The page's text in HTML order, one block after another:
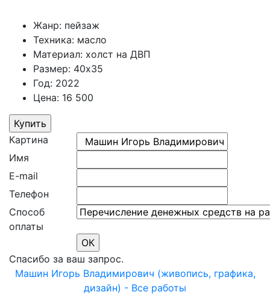
Жанр: пейзаж
Техника: масло
Материал: холст на ДВП
Размер: 40х35
Год: 2022
Цена: 16 500
Картина
Имя
E-mail
Телефон
Способ
оплаты
Спасибо за ваш запрос.
Машин Игорь Владимирович (живопись, графика,
дизайн) - Все работы